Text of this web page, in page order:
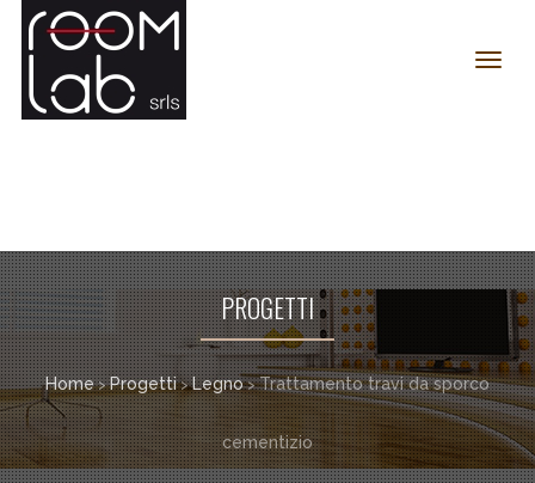
PROGETTI
Home>Progetti>Legno>Trattamento travi da sporco
cementizio